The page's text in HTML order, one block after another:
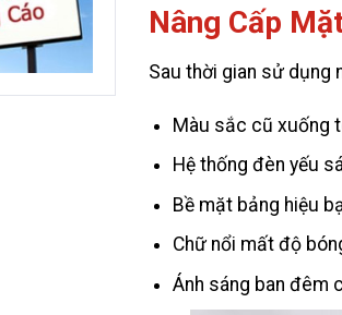
Nâng Cấp
Sau thời gian sử dụng
Màu sắc cũ xuống
Hệ thống đèn yếu
Bề mặt bảng hiệu
Chữ nổi mất độ
Ánh sáng ban đêm